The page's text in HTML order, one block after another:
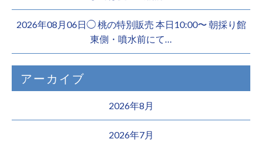
2026年08月06日◯ 桃の特別販売 本日10:00〜 朝採り館
東側・噴水前にて…
アーカイブ
2026年8月
2026年7月